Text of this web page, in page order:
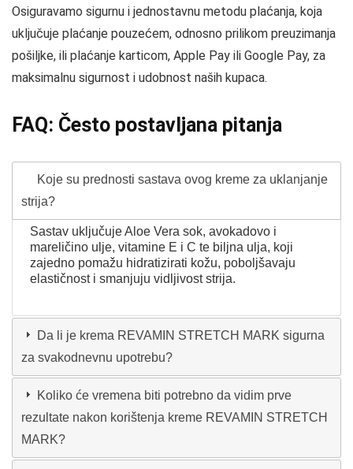
Osiguravamo sigurnu i jednostavnu metodu plaćanja, koja
uključuje plaćanje pouzećem, odnosno prilikom preuzimanja
pošiljke, ili plaćanje karticom, Apple Pay ili Google Pay, za
maksimalnu sigurnost i udobnost naših kupaca.
FAQ: Često postavljana pitanja
Koje su prednosti sastava ovog kreme za uklanjanje
strija?
Sastav uključuje Aloe Vera sok, avokadovo i
mareličino ulje, vitamine E i C te biljna ulja, koji
zajedno pomažu hidratizirati kožu, poboljšavaju
elastičnost i smanjuju vidljivost strija.
Da li je krema REVAMIN STRETCH MARK sigurna
za svakodnevnu upotrebu?
Koliko će vremena biti potrebno da vidim prve
rezultate nakon korištenja kreme REVAMIN STRETCH
MARK?